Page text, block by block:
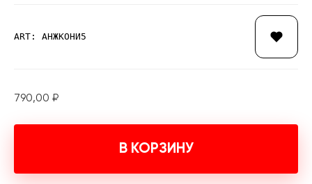
ART: АНЖКОНИ5
790,00 ₽
В КОРЗИНУ